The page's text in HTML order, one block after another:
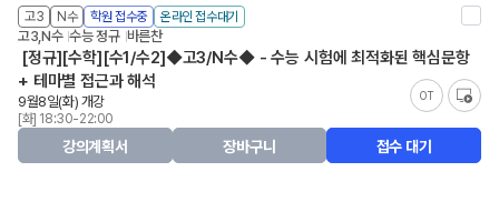
고3 N수 학원 접수중 온라인 접수대기
고3,N수 수능 정규 바른찬
[정규][수학][수1/수2]◆고3/N수◆ - 수능 시험에 최적화된 핵심문항
+ 테마별 접근과 해석
OT
9월8일(화) 개강
[화] 18:30-22:00
강의계획서 장바구니 접수 대기